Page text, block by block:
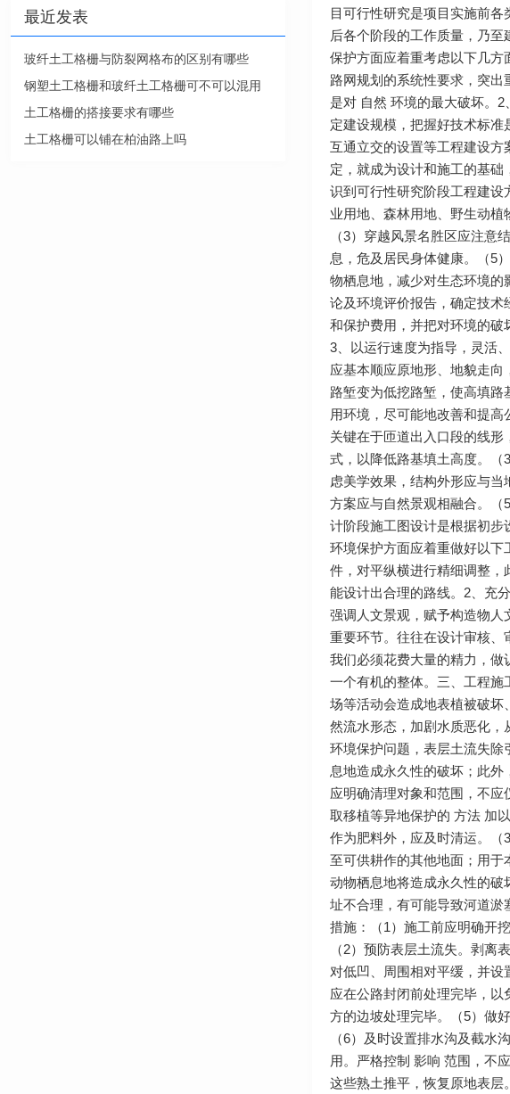
目可行性研究是项目实施前
后各个阶段的工作质量，乃
保护方面应着重考虑以下几方
路网规划的系统性要求，突
是对 自然 环境的最大破坏。
定建设规模，把握好技术标
互通立交的设置等工程建设
定，就成为设计和施工的基
识到可行性研究阶段工程建设
业用地、森林用地、野生动植
（3）穿越风景名胜区应注意
息，危及居民身体健康。（5
物栖息地，减少对生态环境的
论及环境评价报告，确定技术
和保护费用，并把对环境的破
3、以运行速度为指导，灵活
应基本顺应原地形、地貌走
路堑变为低挖路堑，使高填
用环境，尽可能地改善和提
关键在于匝道出入口段的线
式，以降低路基填土高度。
虑美学效果，结构外形应与
方案应与自然景观相融合。（
计阶段施工图设计是根据初
环境保护方面应着重做好以
件，对平纵横进行精细调整
能设计出合理的路线。2、充
强调人文景观，赋予构造物
重要环节。往往在设计审核、
我们必须花费大量的精力，
一个有机的整体。三、工程施
场等活动会造成地表植被破坏
然流水形态，加剧水质恶化，
环境保护问题，表层土流失
息地造成永久性的破坏；此
应明确清理对象和范围，不
取移植等异地保护的 方法 加
作为肥料外，应及时清运。（
至可供耕作的其他地面；用于
动物栖息地将造成永久性的
址不合理，有可能导致河道
措施：（1）施工前应明确开
（2）预防表层土流失。剥离
对低凹、周围相对平缓，并设
应在公路封闭前处理完毕，
方的边坡处理完毕。（5）做
（6）及时设置排水沟及截水
用。严格控制 影响 范围，不
这些熟土推平，恢复原地表
最近发表
玻纤土工格栅与防裂网格布的区别有哪些
钢塑土工格栅和玻纤土工格栅可不可以混用
土工格栅的搭接要求有哪些
土工格栅可以铺在柏油路上吗